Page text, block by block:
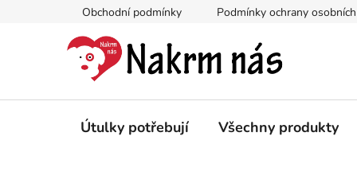
Obchodní podmínky Podmínky ochrany
Útulky potřebují Všechny produkty